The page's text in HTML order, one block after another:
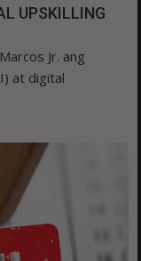
UPSKILLING
Jr. ang
at digital